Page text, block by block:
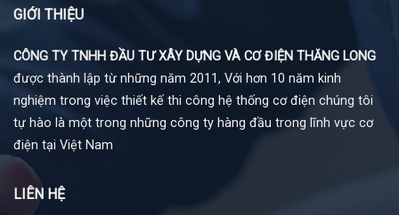
GIỚI THIỆU
CÔNG TY TNHH ĐẦU TƯ XÂY DỰNG VÀ CƠ ĐIỆN THĂNG LONG
được thành lập từ những năm 2011, Với hơn 10 năm kinh
nghiệm trong việc thiết kế thi công hệ thống cơ điện chúng tôi
tự hào là một trong những công ty hàng đầu trong lĩnh vực cơ
điện tại Việt Nam
LIÊN HỆ